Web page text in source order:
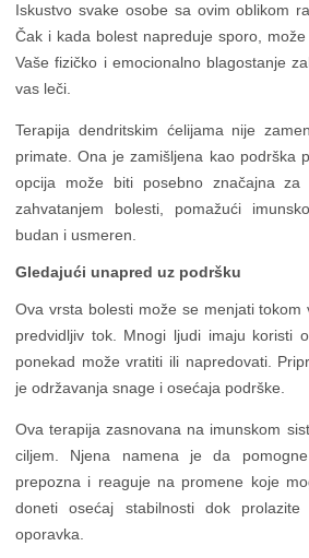
Iskustvo svake osobe sa ovim oblikom
Čak i kada bolest napreduje sporo, može
Vaše fizičko i emocionalno blagostanje
vas leči.
Terapija dendritskim ćelijama nije
primate. Ona je zamišljena kao podrška
opcija može biti posebno značajna za
zahvatanjem bolesti, pomažući
budan i usmeren.
Gledajući unapred uz podršku
Ova vrsta bolesti može se menjati
predvidljiv tok. Mnogi ljudi imaju koristi
ponekad može vratiti ili napredovati.
je održavanja snage i osećaja podrške.
Ova terapija zasnovana na imunskom
ciljem. Njena namena je da
prepozna i reaguje na promene koje
doneti osećaj stabilnosti dok
oporavka.